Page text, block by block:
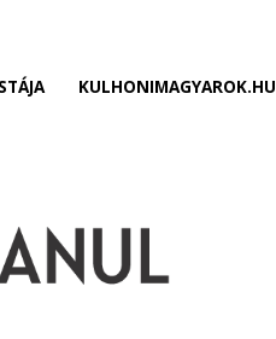
KULHONIMAGYAROK.HU